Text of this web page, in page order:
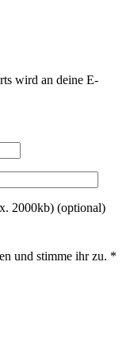
wird an deine E-
2000kb) (optional)
und stimme ihr zu. *